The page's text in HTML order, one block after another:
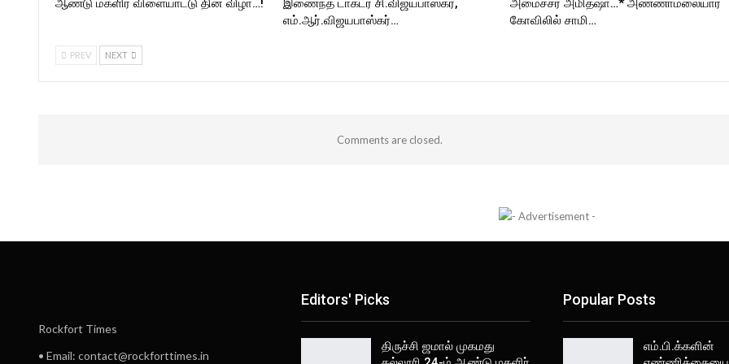
ஆண்டு மகளிர் விளையாட்டு தின விழா…!
இணைந்த டாக்டர் சி.விஜயபாஸ்கர்,
எம்.ஆர்.விஜயபாஸ்கர்…
அமைச்சர் அமித்ஷா…* அண்ணாமலையார்
கோவிலில் சாமி…
PREV NEXT
Comments are closed.
Rockfort Times
• Email: contact@rockforttimes.in
Editors' Picks
திருச்சி ஜமால் முகமது
Popular Posts
எம்.பி.க்களின்